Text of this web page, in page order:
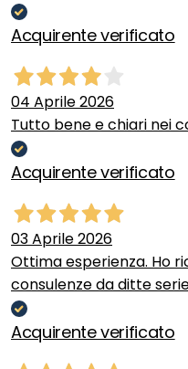
Acquirente verificato
04 Aprile 2026
Tutto bene e chiari nei
Acquirente verificato
03 Aprile 2026
Ottima esperienza. Ho
consulenze da ditte
Acquirente verificato